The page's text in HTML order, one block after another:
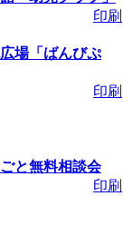
印刷
場「ばんびぷ
印刷
と無料相談会
印刷